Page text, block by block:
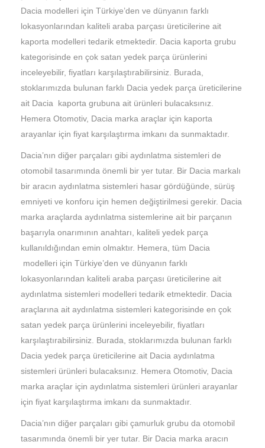
Dacia modelleri için Türkiye’den ve dünyanın farklı
lokasyonlarından kaliteli araba parçası üreticilerine ait
kaporta modelleri tedarik etmektedir. Dacia kaporta grubu
kategorisinde en çok satan yedek parça ürünlerini
inceleyebilir, fiyatları karşılaştırabilirsiniz. Burada,
stoklarımızda bulunan farklı Dacia yedek parça üreticilerine
ait Dacia kaporta grubuna ait ürünleri bulacaksınız.
Hemera Otomotiv, Dacia marka araçlar için kaporta
arayanlar için fiyat karşılaştırma imkanı da sunmaktadır.
Dacia’nın diğer parçaları gibi aydınlatma sistemleri de
otomobil tasarımında önemli bir yer tutar. Bir Dacia markalı
bir aracın aydınlatma sistemleri hasar gördüğünde, sürüş
emniyeti ve konforu için hemen değiştirilmesi gerekir. Dacia
marka araçlarda aydınlatma sistemlerine ait bir parçanın
başarıyla onarımının anahtarı, kaliteli yedek parça
kullanıldığından emin olmaktır. Hemera, tüm Dacia
modelleri için Türkiye’den ve dünyanın farklı
lokasyonlarından kaliteli araba parçası üreticilerine ait
aydınlatma sistemleri modelleri tedarik etmektedir. Dacia
araçlarına ait aydınlatma sistemleri kategorisinde en çok
satan yedek parça ürünlerini inceleyebilir, fiyatları
karşılaştırabilirsiniz. Burada, stoklarımızda bulunan farklı
Dacia yedek parça üreticilerine ait Dacia aydınlatma
sistemleri ürünleri bulacaksınız. Hemera Otomotiv, Dacia
marka araçlar için aydınlatma sistemleri ürünleri arayanlar
için fiyat karşılaştırma imkanı da sunmaktadır.
Dacia’nın diğer parçaları gibi çamurluk grubu da otomobil
tasarımında önemli bir yer tutar. Bir Dacia marka aracın